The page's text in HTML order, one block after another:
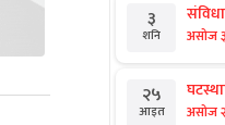
३
शनि असोज
२५
आइत असोज